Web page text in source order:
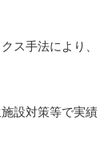
ス手法により、
設対策等で実績